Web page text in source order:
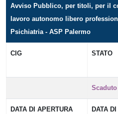
Avviso Pubblico, per titoli, per il
lavoro autonomo libero
Psichiatria - ASP Palermo
CIG STATO
Scaduto
DATA DI APERTURA
DATA DI